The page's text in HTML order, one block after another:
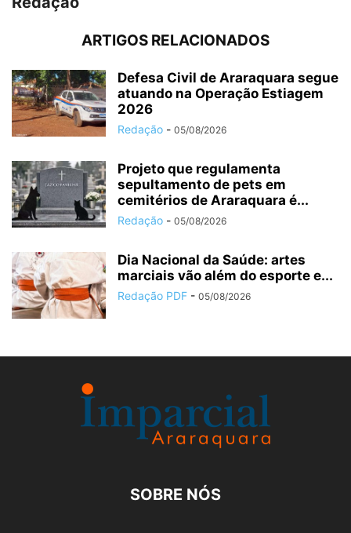
ARTIGOS RELACIONADOS
Defesa Civil de Araraquara segue
atuando na Operação Estiagem
2026
Redação - 05/08/2026
Projeto que regulamenta
sepultamento de pets em
cemitérios de Araraquara é...
Redação - 05/08/2026
Dia Nacional da Saúde: artes
marciais vão além do esporte e...
Redação PDF - 05/08/2026
SOBRE NÓS